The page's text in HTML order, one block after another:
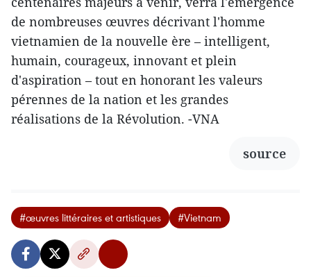
de nombreuses œuvres décrivant l'homme
vietnamien de la nouvelle ère – intelligent,
humain, courageux, innovant et plein
d'aspiration – tout en honorant les valeurs
pérennes de la nation et les grandes
réalisations de la Révolution. -VNA
source
#œuvres littéraires et artistiques #Vietnam